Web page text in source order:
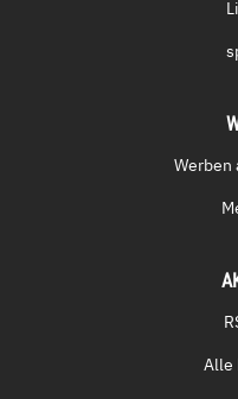
Werben
Alle